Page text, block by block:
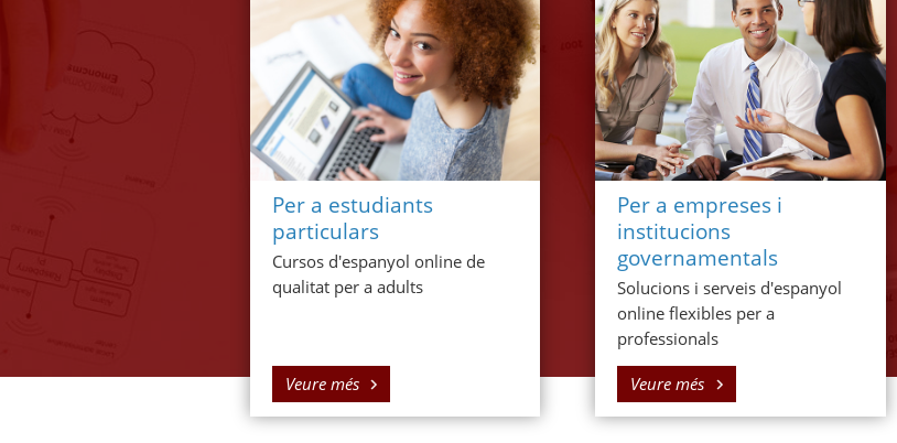
Per a estudiants
particulars
Cursos d'espanyol online de
qualitat per a adults
Veure més
Per a empreses i
institucions
governamentals
Solucions i serveis d'espanyol
online flexibles per a
professionals
Veure més